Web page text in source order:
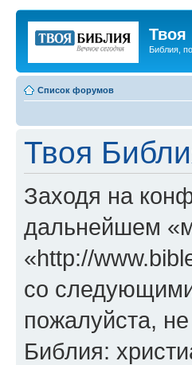
Твоя
Библия,
Список форумов
Твоя
Заходя на
дальнейшем
«http://
со
пожалуйста,
Библия: